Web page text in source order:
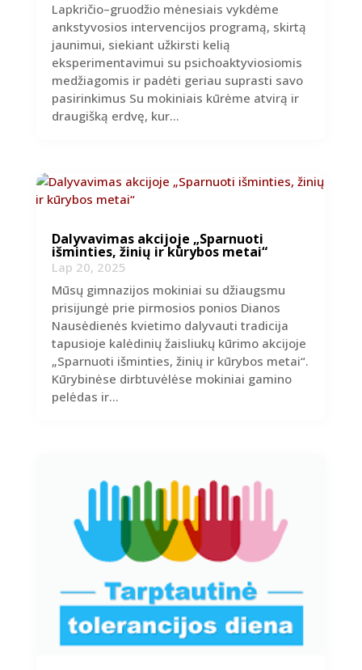
Lapkričio–gruodžio mėnesiais vykdėme
ankstyvosios intervencijos programą, skirtą
jaunimui, siekiant užkirsti kelią
eksperimentavimui su psichoaktyviosiomis
medžiagomis ir padėti geriau suprasti savo
pasirinkimus Su mokiniais kūrėme atvirą ir
draugišką erdvę, kur...
Dalyvavimas akcijoje „Sparnuoti
išminties, žinių ir kūrybos metai“
Lap 20, 2025
Mūsų gimnazijos mokiniai su džiaugsmu
prisijungė prie pirmosios ponios Dianos
Nausėdienės kvietimo dalyvauti tradicija
tapusioje kalėdinių žaisliukų kūrimo akcijoje
„Sparnuoti išminties, žinių ir kūrybos metai“.
Kūrybinėse dirbtuvėlėse mokiniai gamino
pelėdas ir...